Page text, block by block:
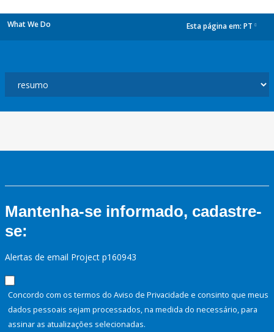
What We Do Esta página em: PT
Mantenha-se informado, cadastre-
se:
Alertas de email Project p160943
Concordo com os termos do Aviso de Privacidade e consinto que meus
dados pessoais sejam processados, na medida do necessário, para
assinar as atualizações selecionadas.